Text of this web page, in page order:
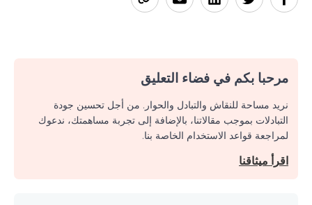
مرحبا بكم في فضاء التعليق
نريد مساحة للنقاش والتبادل والحوار. من أجل تحسين جودة
التبادلات بموجب مقالاتنا، بالإضافة إلى تجربة مساهمتك، ندعوك
لمراجعة قواعد الاستخدام الخاصة بنا.
اقرأ ميثاقنا